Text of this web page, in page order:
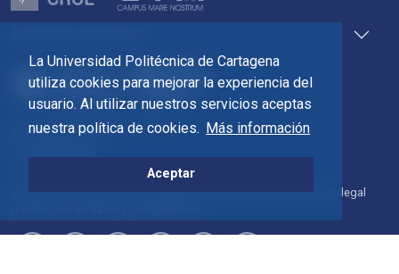
La Universidad Politécnica de Cartagena
utiliza cookies para mejorar la experiencia del
usuario. Al utilizar nuestros servicios aceptas
nuestra política de cookies. Más información
Aceptar
Pza. del Cronista Isidoro Valverde
Edif. La Milagrosa
Directorio Contacto Accesibilidad Política de Cookies Aviso legal